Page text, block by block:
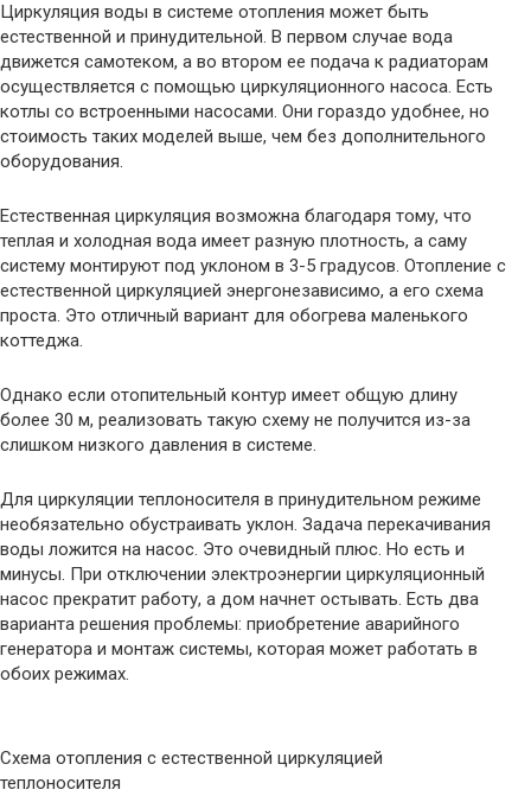
Циркуляция воды в системе отопления может быть
естественной и принудительной. В первом случае вода
движется самотеком, а во втором ее подача к радиаторам
осуществляется с помощью циркуляционного насоса. Есть
котлы со встроенными насосами. Они гораздо удобнее, но
стоимость таких моделей выше, чем без дополнительного
оборудования.
Естественная циркуляция возможна благодаря тому, что
теплая и холодная вода имеет разную плотность, а саму
систему монтируют под уклоном в 3-5 градусов. Отопление с
естественной циркуляцией энергонезависимо, а его схема
проста. Это отличный вариант для обогрева маленького
коттеджа.
Однако если отопительный контур имеет общую длину
более 30 м, реализовать такую схему не получится из-за
слишком низкого давления в системе.
Для циркуляции теплоносителя в принудительном режиме
необязательно обустраивать уклон. Задача перекачивания
воды ложится на насос. Это очевидный плюс. Но есть и
минусы. При отключении электроэнергии циркуляционный
насос прекратит работу, а дом начнет остывать. Есть два
варианта решения проблемы: приобретение аварийного
генератора и монтаж системы, которая может работать в
обоих режимах.
Схема отопления с естественной циркуляцией
теплоносителя